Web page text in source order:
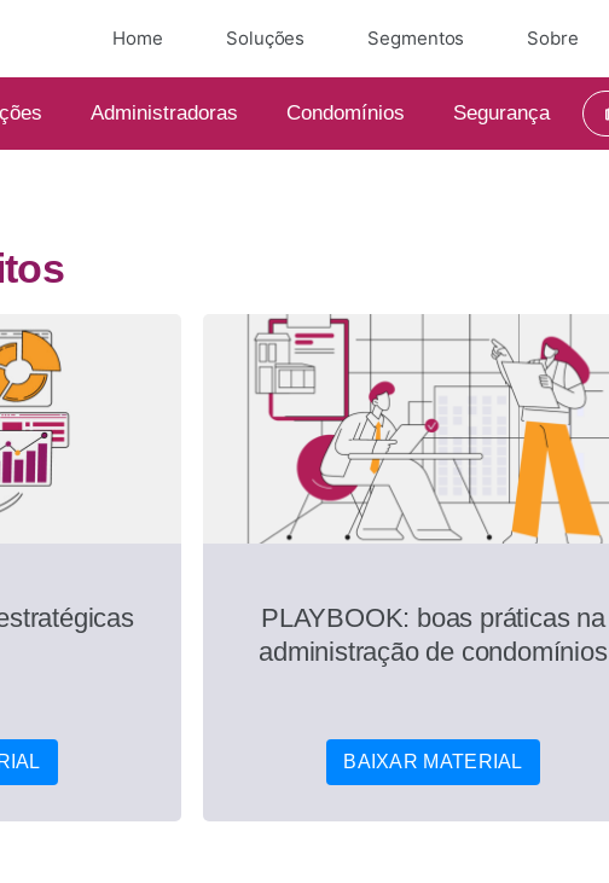
Home Soluções Segmentos Sobre
Administradoras Condomínios Segurança
PLAYBOOK: boas práticas na
administração de condomínios
BAIXAR MATERIAL